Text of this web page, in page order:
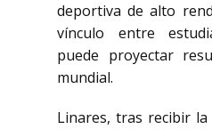
deportiva de alto
vínculo entre
puede proyectar
mundial.
Linares, tras recibir